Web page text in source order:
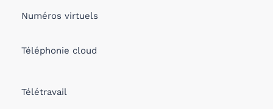
Numéros virtuels
Téléphonie cloud
Télétravail